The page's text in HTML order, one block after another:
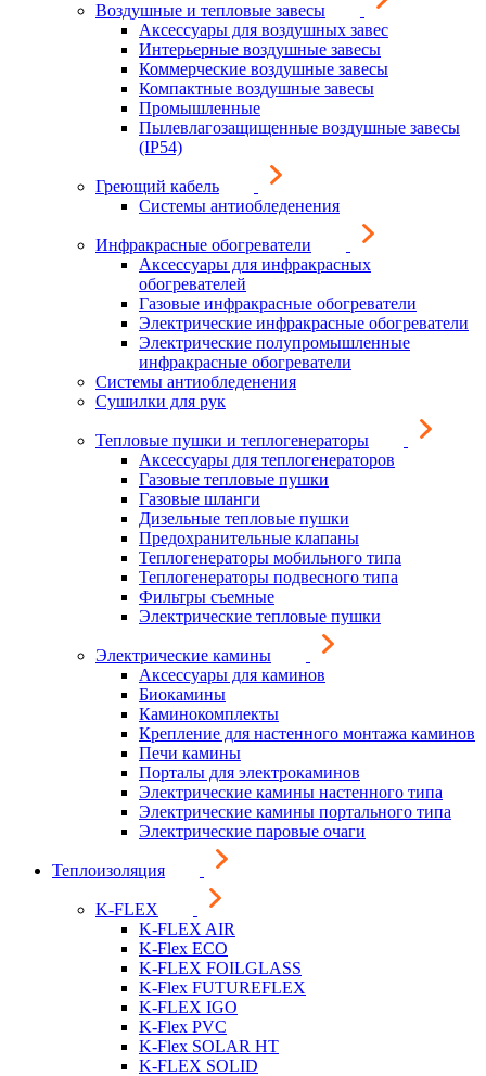
Воздушные и тепловые завесы
Аксессуары для воздушных завес
Интерьерные воздушные завесы
Коммерческие воздушные завесы
Компактные воздушные завесы
Промышленные
Пылевлагозащищенные воздушные завесы
(IP54)
Греющий кабель
Системы антиобледенения
Инфракрасные обогреватели
Аксессуары для инфракрасных
обогревателей
Газовые инфракрасные обогреватели
Электрические инфракрасные обогреватели
Электрические полупромышленные
инфракрасные обогреватели
Системы антиобледенения
Сушилки для рук
Тепловые пушки и теплогенераторы
Аксессуары для теплогенераторов
Газовые тепловые пушки
Газовые шланги
Дизельные тепловые пушки
Предохранительные клапаны
Теплогенераторы мобильного типа
Теплогенераторы подвесного типа
Фильтры съемные
Электрические тепловые пушки
Электрические камины
Аксессуары для каминов
Биокамины
Каминокомплекты
Крепление для настенного монтажа каминов
Печи камины
Порталы для электрокаминов
Электрические камины настенного типа
Электрические камины портального типа
Электрические паровые очаги
Теплоизоляция
K-FLEX
K-FLEX AIR
K-Flex ECO
K-FLEX FOILGLASS
K-Flex FUTUREFLEX
K-FLEX IGO
K-Flex PVC
K-Flex SOLAR HT
K-FLEX SOLID